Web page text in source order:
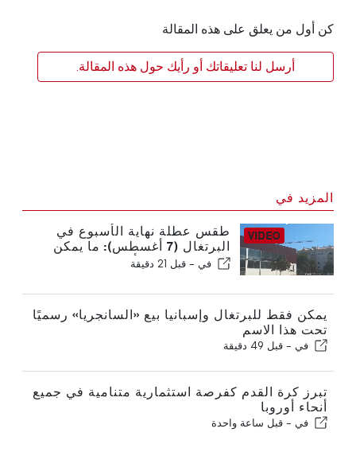
كن أول من يعلق على هذه المقالة
أرسل لنا تعليقاتك أو رأيك حول هذه المقالة.
المزيد في
طقس عطلة نهاية الأسبوع في
البرتغال (7 أغسطس): ما يمكن
توقعه في جميع أنحاء البرتغال في
في - قبل 21 دقيقة
يمكن فقط للبرتغال وإسبانيا بيع «السانجريا» رسميًا
تحت هذا الاسم
في - قبل 49 دقيقة
تبرز كرة القدم كفرصة استثمارية متنامية في جميع
أنحاء أوروبا
في - قبل ساعة واحدة